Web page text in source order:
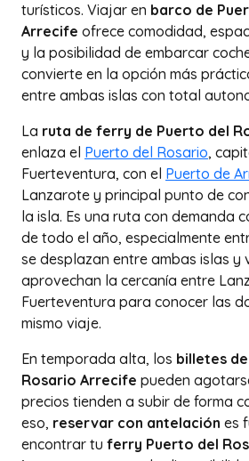
turísticos. Viajar en barco de
Arrecife ofrece comodidad,
y la posibilidad de embarcar
convierte en la opción más
entre ambas islas con total
La ruta de ferry de Puerto del
enlaza el Puerto del Rosario,
Fuerteventura, con el Puerto de
Lanzarote y principal punto de
la isla. Es una ruta con demanda
de todo el año, especialmente
se desplazan entre ambas islas y
aprovechan la cercanía entre
Fuerteventura para conocer las
mismo viaje.
En temporada alta, los billetes
Rosario Arrecife pueden
precios tienden a subir de forma
eso, reservar con antelación es
encontrar tu ferry Puerto del